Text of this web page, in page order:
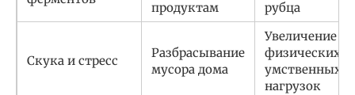
продуктам
рубца
Скука и стресс
Разбрасывание
мусора дома
Увеличение
физических и
умственных
нагрузок